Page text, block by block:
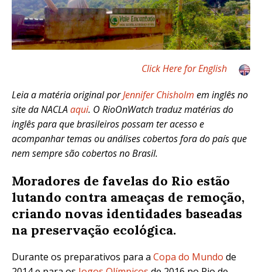
Click Here for English
Leia a matéria original porJennifer Chisholm em inglês no
site da NACLAaqui. O RioOnWatch traduz matérias do
inglês para que brasileiros possam ter acesso e
acompanhar temas ou análises cobertos fora do país que
nem sempre são cobertos no Brasil.
Moradores de favelas do Rio estão
lutando contra ameaças de remoção,
criando novas identidades baseadas
na preservação ecológica.
Durante os preparativos para a Copa do Mundo de